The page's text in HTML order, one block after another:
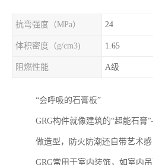
抗弯强度（MPa） 24
体积密度（g/cm3) 1.65
阻燃性能 A级
‌“会呼吸的石膏板”‌
GRG构件就像建筑的“超能石
做造型，防火防潮还自带艺术
GRG常用于室内装饰，如室内